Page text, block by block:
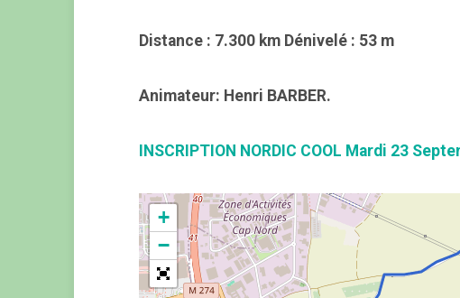
Distance : 7.300 km Dénivelé : 53 m
Animateur: Henri BARBER.
INSCRIPTION NORDIC COOL Mardi 23
+
−